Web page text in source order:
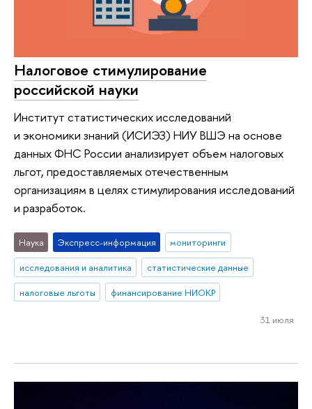
Налоговое стимулирование
российской науки
Институт статистических исследований
и экономики знаний (ИСИЭЗ) НИУ ВШЭ на основе
данных ФНС России анализирует объем налоговых
льгот, предоставляемых отечественным
организациям в целях стимулирования исследований
и разработок.
Наука Экспресс-информация
мониторинги
исследования и аналитика
статистические данные
налоговые льготы
финансирование НИОКР
31 июля